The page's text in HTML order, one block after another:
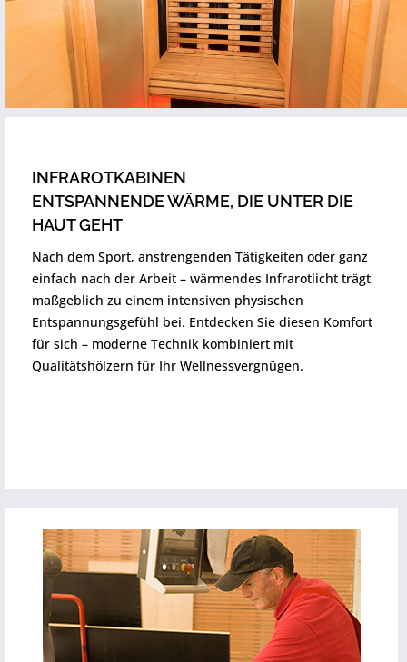
INFRAROTKABINEN
ENTSPANNENDE WÄRME, DIE UNTER DIE
HAUT GEHT
Nach dem Sport, anstrengenden Tätigkeiten oder ganz
einfach nach der Arbeit – wärmendes Infrarotlicht trägt
maßgeblich zu einem intensiven physischen
Entspannungsgefühl bei. Entdecken Sie diesen Komfort
für sich – moderne Technik kombiniert mit
Qualitätshölzern für Ihr Wellnessvergnügen.